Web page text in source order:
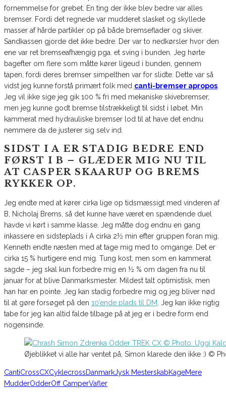
fornemmelse for grebet. En ting der ikke blev bedre var alles
bremser. Fordi det regnede var mudderet slasket og skyllede
masser af hårde partikler op på både bremseflader og skiver.
Sandkassen gjorde det ikke bedre. Der var to nedkørsler hvor den
ene var ret bremseafhængig pga. et sving i bunden. Jeg hørte
bagefter om flere som måtte kører ligeud i bunden, gennem
tapen, fordi deres bremser simpelthen var for slidte. Dette var så
vidst jeg kunne forstå primært folk med canti-bremser apropos
Jeg vil ikke sige jeg gik 100 % fri med mekaniske skivebremser,
men jeg kunne godt bremse tilstrækkeligt til sidst i løbet. Min
kammerat med hydrauliske bremser lod til at have det endnu
nemmere da de justerer sig selv ind.
SIDST I A ER STADIG BEDRE END
FØRST I B – GLÆDER MIG NU TIL
AT CASPER SKAARUP OG BREMS
RYKKER OP.
Jeg endte med at kører cirka lige op tidsmæssigt med vinderen af
B, Nicholaj Brems, så det kunne have været en spændende duel
havde vi kørt i samme klasse. Jeg måtte dog endnu en gang
inkassere en sidsteplads i A cirka 2½ min efter gruppen foran mig.
Kenneth endte næsten med at tage mig med to omgange. Det er
cirka 15 % hurtigere end mig. Tung kost, men som en kammerat
sagde – jeg skal kun forbedre mig en ½ % om dagen fra nu til
januar for at blive Danmarksmester. Mildest talt optimistisk, men
han har en pointe. Jeg kan stadig forbedre mig og jeg bliver nød
til at gøre forsøget på den 10’ende plads til DM
. Jeg kan ikke rigtig
tabe for jeg kan altid falde tilbage på at jeg er i bedre form end
nogensinde.
Øjeblikket vi alle har ventet på, Simon klarede den ikke :) ©
CantiCrossCXCyklecrossDanmarkJysk MesterskabKageMere
MudderOdderOff CamperVafler